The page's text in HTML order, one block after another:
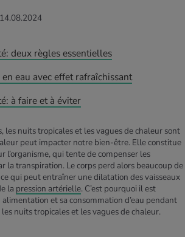
ALIMENTATION
besoin en calories
MOUVEMENT
de calories
RELAXATION
MÉDECINE
deux règles essentielles
eau avec effet rafraîchissant
à faire et à éviter
les nuits tropicales et les vagues de chaleur sont
peut impacter notre bien-être. Elle constitue
l’organisme, qui tente de compenser les
la transpiration. Le corps perd alors beaucoup de
qui peut entraîner une dilatation des vaisseaux
la pression artérielle. C’est pourquoi il est
et sa consommation d’eau pendant
nuits tropicales et les vagues de chaleur.